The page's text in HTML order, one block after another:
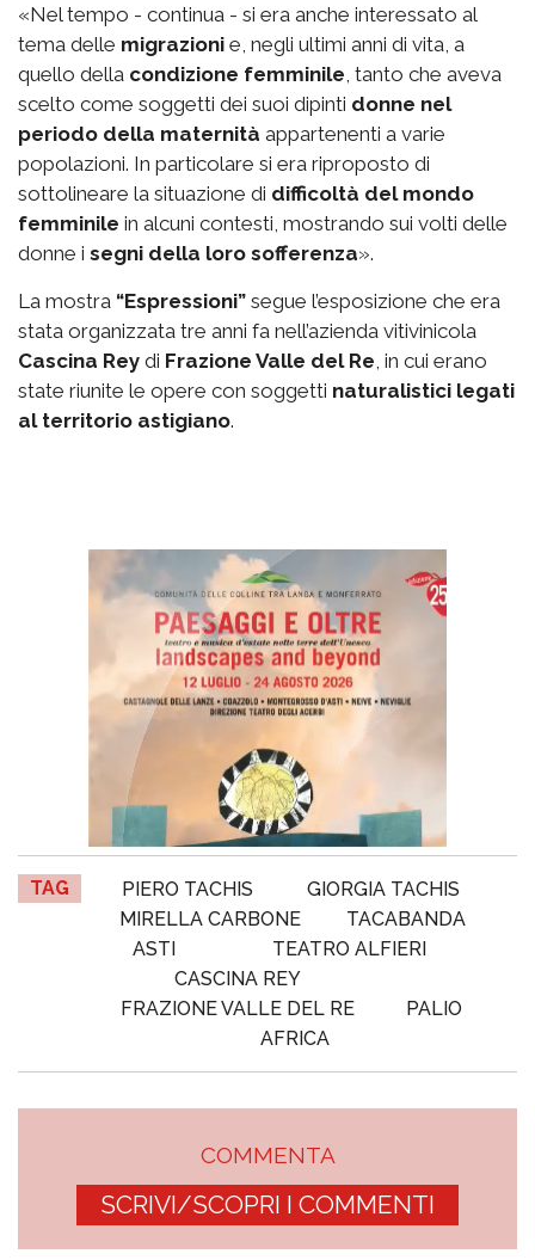
«Nel tempo - continua - si era anche interessato al
tema delle migrazioni e, negli ultimi anni di vita, a
quello della condizione femminile , tanto che aveva
scelto come soggetti dei suoi dipinti donne nel
periodo della maternità appartenenti a varie
popolazioni. In particolare si era riproposto di
sottolineare la situazione di difficoltà del mondo
femminile in alcuni contesti, mostrando sui volti delle
donne i segni della loro sofferenza».
La mostra “Espressioni” segue l’esposizione che era
stata organizzata tre anni fa nell’azienda vitivinicola
Cascina Rey di Frazione Valle del Re , in cui erano
state riunite le opere con soggetti naturalistici legati
al territorio astigiano.
TAG PIERO TACHIS
GIORGIA TACHIS
MIRELLA CARBONE
TACABANDA
ASTI
TEATRO ALFIERI
CASCINA REY
FRAZIONE VALLE DEL RE
PALIO
AFRICA
COMMENTA
SCRIVI/SCOPRI I COMMENTI